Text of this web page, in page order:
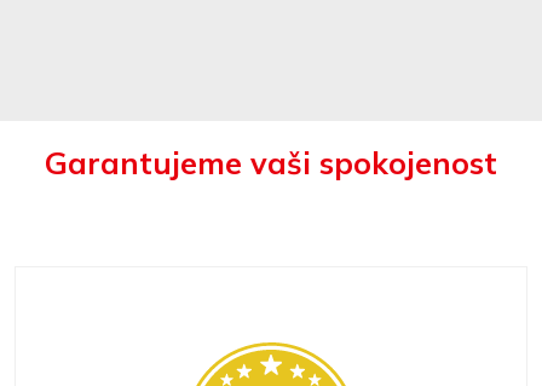
Garantujeme vaši spokojenost